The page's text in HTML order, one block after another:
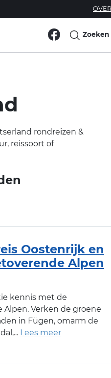
Zoeken
rondreizen &
reissoort of
Oostenrijk en
Alpen
kennis met de
Alpen. Verken de groene
in Fügen, omarm de